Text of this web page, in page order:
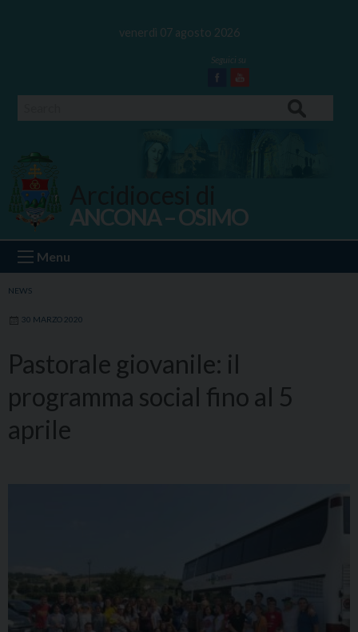
venerdì 07 agosto 2026
Facebook
Youtube
Ancona Osimo
ANCONA – OSIMO
Menu
NEWS
30 MARZO 2020
Pastorale giovanile: il
programma social fino al 5
aprile